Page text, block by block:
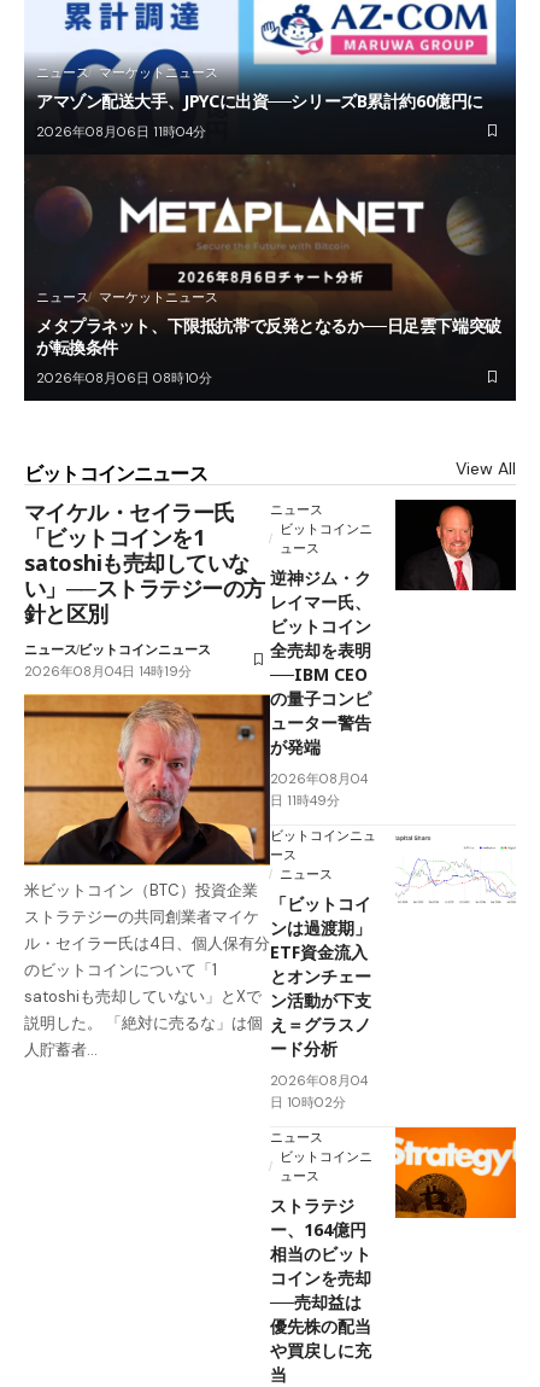
ニュース マーケットニュース
アマゾン配送大手、JPYCに出資──シリーズB累計約60億円に
2026年08月06日 11時04分
ニュース マーケットニュース
メタプラネット、下限抵抗帯で反発となるか──日足雲下端突破
が転換条件
2026年08月06日 08時10分
ビットコインニュース View All
マイケル・セイラー氏
「ビットコインを1
satoshiも売却していな
い」──ストラテジーの方
針と区別
ニュースビットコインニュース
2026年08月04日 14時19分
米ビットコイン（BTC）投資企業
ストラテジーの共同創業者マイケ
ル・セイラー氏は4日、個人保有分
のビットコインについて「1
satoshiも売却していない」とXで
説明した。 「絶対に売るな」は個
人貯蓄者…
ニュース
ビットコインニ
ュース
逆神ジム・ク
レイマー氏、
ビットコイン
全売却を表明
──IBM CEO
の量子コンピ
ューター警告
が発端
2026年08月04
日 11時49分
ビットコインニュ
ース
ニュース
「ビットコイ
ンは過渡期」
ETF資金流入
とオンチェー
ン活動が下支
え＝グラスノ
ード分析
2026年08月04
日 10時02分
ニュース
ビットコインニ
ュース
ストラテジ
ー、164億円
相当のビット
コインを売却
──売却益は
優先株の配当
や買戻しに充
当